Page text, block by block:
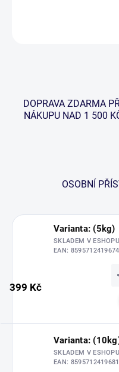
DOPRAVA ZDARMA
NÁKUPU NAD 1 500
OSOBNÍ
Varianta: (5kg)
SKLADEM V
EAN: 8595712419674
399 Kč
Varianta:
SKLADEM V
EAN: 8595712419681